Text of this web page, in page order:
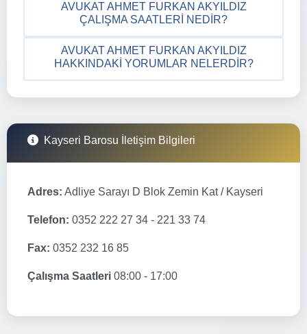
AVUKAT AHMET FURKAN AKYILDIZ
ÇALIŞMA SAATLERI NEDIR?
AVUKAT AHMET FURKAN AKYILDIZ
HAKKINDAKI YORUMLAR NELERDIR?
Kayseri Barosu İletişim Bilgileri
Adres: Adliye Sarayı D Blok Zemin Kat / Kayseri
Telefon: 0352 222 27 34 - 221 33 74
Fax: 0352 232 16 85
Çalışma Saatleri 08:00 - 17:00